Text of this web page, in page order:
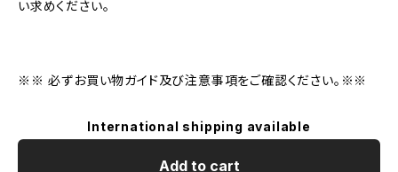
い求めください。
※※ 必ずお買い物ガイド及び注意事項をご確認ください。※※
International shipping available
Add to cart